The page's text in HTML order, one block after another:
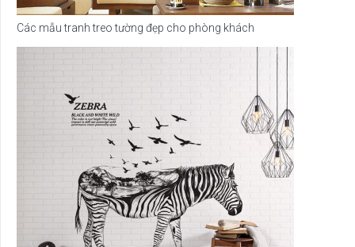
Các mẫu tranh treo tường đẹp cho phòng khách